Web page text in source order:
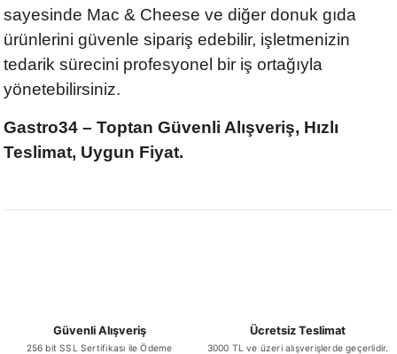
sayesinde Mac & Cheese ve diğer donuk gıda
ürünlerini güvenle sipariş edebilir, işletmenizin
tedarik sürecini profesyonel bir iş ortağıyla
yönetebilirsiniz.
Gastro34 – Toptan Güvenli Alışveriş, Hızlı
Teslimat, Uygun Fiyat.
Güvenli Alışveriş
256 bit SSL Sertifikası ile Ödeme
Ücretsiz Teslimat
3000 TL ve üzeri alışverişlerde geçerlidir.